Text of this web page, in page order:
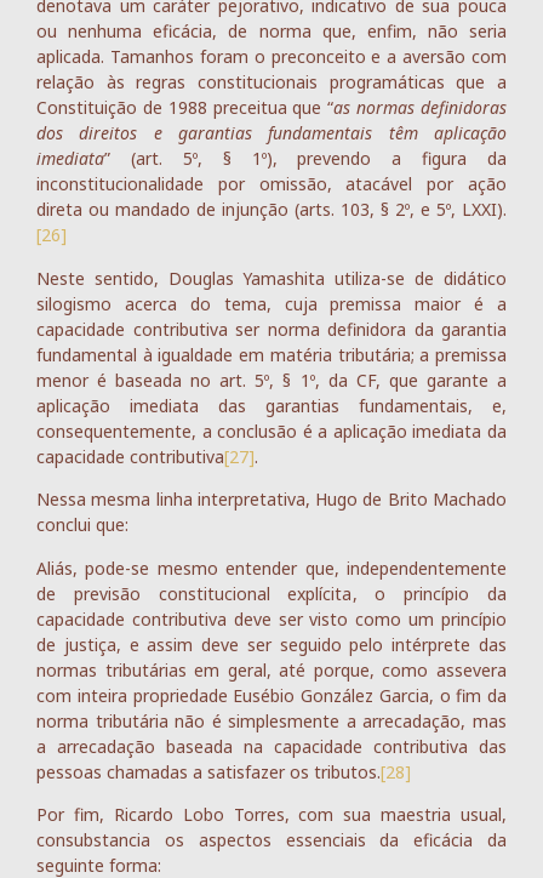
denotava um caráter pejorativo, indicativo de sua pouca
ou nenhuma eficácia, de norma que, enfim, não seria
aplicada. Tamanhos foram o preconceito e a aversão com
relação às regras constitucionais programáticas que a
Constituição de 1988 preceitua que “as normas definidoras
dos direitos e garantias fundamentais têm aplicação
imediata” (art. 5º, § 1º), prevendo a figura da
inconstitucionalidade por omissão, atacável por ação
direta ou mandado de injunção (arts. 103, § 2º, e 5º, LXXI).
[26]
Neste sentido, Douglas Yamashita utiliza-se de didático
silogismo acerca do tema, cuja premissa maior é a
capacidade contributiva ser norma definidora da garantia
fundamental à igualdade em matéria tributária; a premissa
menor é baseada no art. 5º, § 1º, da CF, que garante a
aplicação imediata das garantias fundamentais, e,
consequentemente, a conclusão é a aplicação imediata da
capacidade contributiva[27].
Nessa mesma linha interpretativa, Hugo de Brito Machado
conclui que:
Aliás, pode-se mesmo entender que, independentemente
de previsão constitucional explícita, o princípio da
capacidade contributiva deve ser visto como um princípio
de justiça, e assim deve ser seguido pelo intérprete das
normas tributárias em geral, até porque, como assevera
com inteira propriedade Eusébio González Garcia, o fim da
norma tributária não é simplesmente a arrecadação, mas
a arrecadação baseada na capacidade contributiva das
pessoas chamadas a satisfazer os tributos.[28]
Por fim, Ricardo Lobo Torres, com sua maestria usual,
consubstancia os aspectos essenciais da eficácia da
seguinte forma: